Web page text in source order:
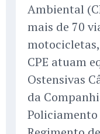
Ambiental
mais de 70
CPE atuam
Ostensivas
da
Policiamento